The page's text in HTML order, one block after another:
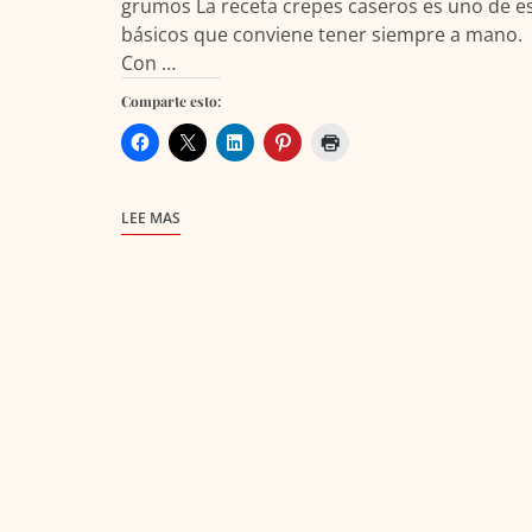
grumos La receta crepes caseros es uno de
básicos que conviene tener siempre a mano.
Con …
Comparte esto:
LEE MAS